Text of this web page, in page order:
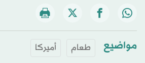
مواضيع طعام أميركا